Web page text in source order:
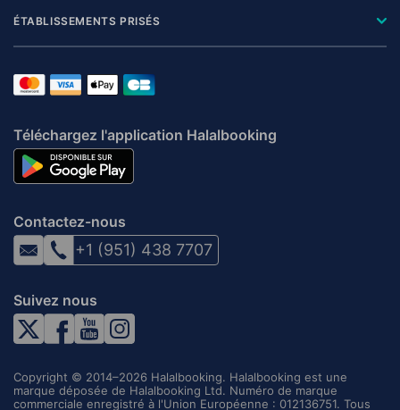
ÉTABLISSEMENTS PRISÉS
Téléchargez l'application Halalbooking
Contactez-nous
+1 (951) 438 7707
Suivez nous
Copyright © 2014–2026 Halalbooking. Halalbooking est une
marque déposée de Halalbooking Ltd. Numéro de marque
commerciale enregistré à l'Union Européenne : 012136751. Tous